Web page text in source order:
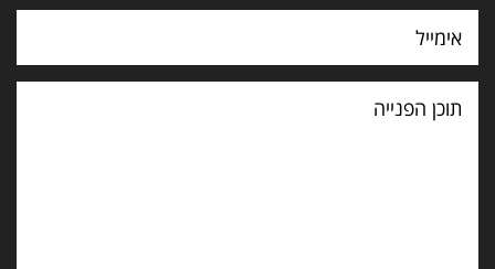
תוכן
הפנייה